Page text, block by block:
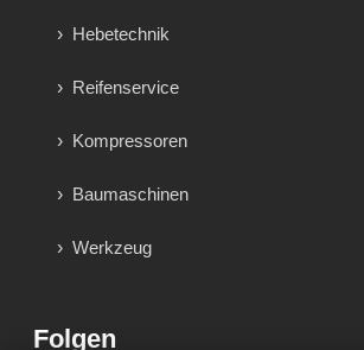
Hebetechnik
Reifenservice
Kompressoren
Baumaschinen
Werkzeug
Folgen